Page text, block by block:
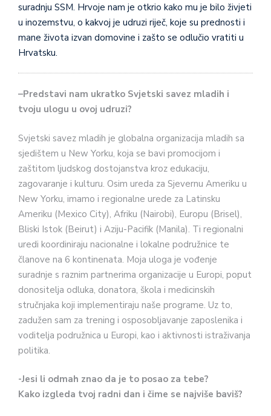
suradnju SSM. Hrvoje nam je otkrio kako mu je bilo živjeti
u inozemstvu, o kakvoj je udruzi riječ, koje su prednosti i
mane života izvan domovine i zašto se odlučio vratiti u
Hrvatsku.
–Predstavi nam ukratko Svjetski savez mladih i
tvoju ulogu u ovoj udruzi?
Svjetski savez mladih je globalna organizacija mladih sa
sjedištem u New Yorku, koja se bavi promocijom i
zaštitom ljudskog dostojanstva kroz edukaciju,
zagovaranje i kulturu. Osim ureda za Sjevernu Ameriku u
New Yorku, imamo i regionalne urede za Latinsku
Ameriku (Mexico City), Afriku (Nairobi), Europu (Brisel),
Bliski Istok (Beirut) i Aziju-Pacifik (Manila). Ti regionalni
uredi koordiniraju nacionalne i lokalne podružnice te
članove na 6 kontinenata. Moja uloga je vođenje
suradnje s raznim partnerima organizacije u Europi, poput
donositelja odluka, donatora, škola i medicinskih
stručnjaka koji implementiraju naše programe. Uz to,
zadužen sam za trening i osposobljavanje zaposlenika i
voditelja podružnica u Europi, kao i aktivnosti istraživanja
politika.
-Jesi li odmah znao da je to posao za tebe?
Kako izgleda tvoj radni dan i čime se najviše baviš?